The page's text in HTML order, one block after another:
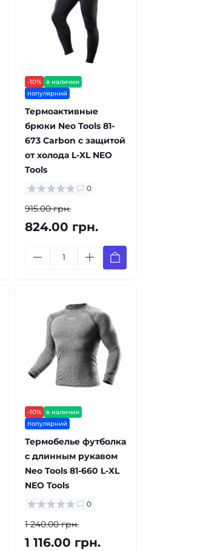
-10%
в наличии
популярний
Термоактивные
брюки Neo Tools 81-
673 Carbon с защитой
от холода L-XL NEO
Tools
0
915.00 грн.
824.00 грн.
-10%
в наличии
популярний
Термобелье футболка
с длинным рукавом
Neo Tools 81-660 L-XL
NEO Tools
0
1 240.00 грн.
1 116.00 грн.